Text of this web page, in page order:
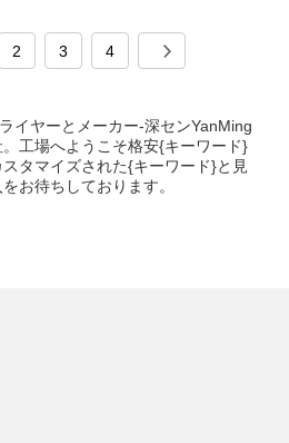
2 3 4
イヤーとメーカー-深センYanMing
工場へようこそ格安{キーワード}
タマイズされた{キーワード}と見
お待ちしております。